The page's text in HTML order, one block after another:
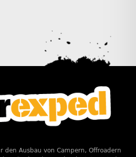
den Ausbau von Campern, Offroadern